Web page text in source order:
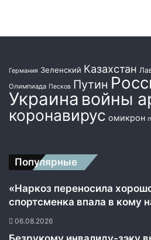
о
Германия Зеленский Казахстан
Олимпиада Песков Путин
Украина войны
коронавирус омикрон
Популярные
«Наркоз переносила
спортсменка впала в кому
06.08.2026